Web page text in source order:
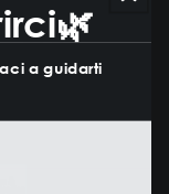
a guidarti